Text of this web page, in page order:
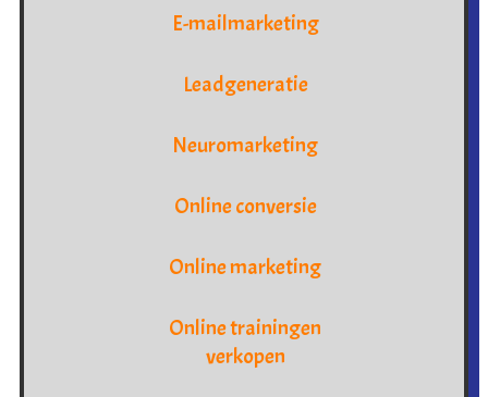
E-mailmarketing
Leadgeneratie
Neuromarketing
Online conversie
Online marketing
Online trainingen
verkopen